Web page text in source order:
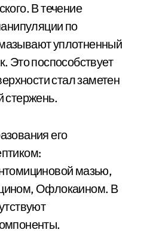
В течение
по
уплотненный
Это поспособствует
стал заметен
стержень.
его
мазью,
Офлокаином. В